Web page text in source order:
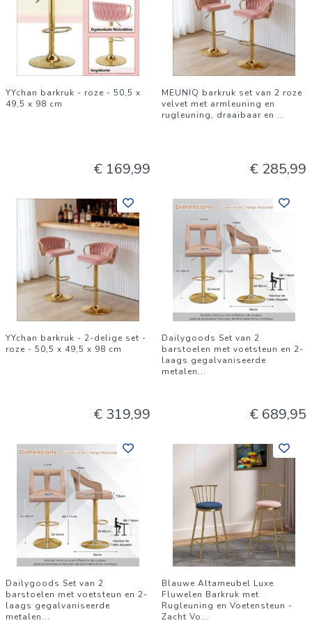
YYchan barkruk - roze - 50,5 x
49,5 x 98 cm
€ 169,99
MEUNIQ barkruk set van 2 roze
velvet met armleuning en
rugleuning, draaibaar en ...
€ 285,99
YYchan barkruk - 2-delige set -
roze - 50,5 x 49,5 x 98 cm
€ 319,99
Dailygoods Set van 2
barstoelen met voetsteun en 2-
laags gegalvaniseerde
metalen...
€ 689,95
Dailygoods Set van 2
barstoelen met voetsteun en 2-
laags gegalvaniseerde
metalen...
Blauwe Altameubel Luxe
Fluwelen Barkruk met
Rugleuning en Voetensteun -
Zacht Vo...